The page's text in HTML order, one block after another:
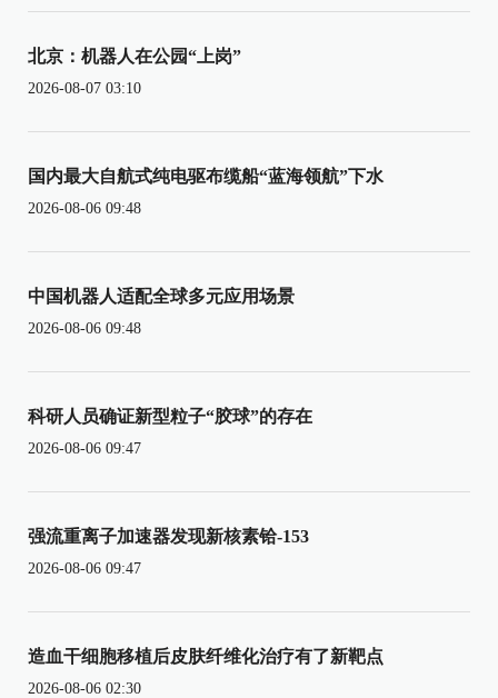
北京：机器人在公园“上岗”
2026-08-07 03:10
国内最大自航式纯电驱布缆船“蓝海领航”下水
2026-08-06 09:48
中国机器人适配全球多元应用场景
2026-08-06 09:48
科研人员确证新型粒子“胶球”的存在
2026-08-06 09:47
强流重离子加速器发现新核素铪-153
2026-08-06 09:47
造血干细胞移植后皮肤纤维化治疗有了新靶点
2026-08-06 02:30